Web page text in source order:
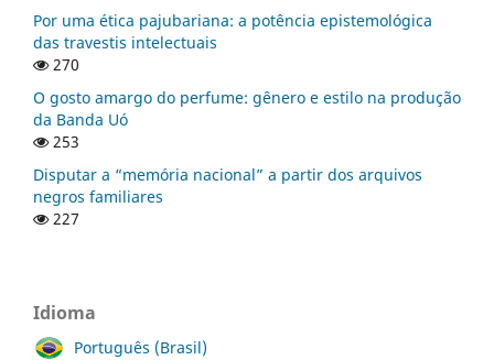
Por uma ética pajubariana: a potência epistemológica
das travestis intelectuais
270
O gosto amargo do perfume: gênero e estilo na produção
da Banda Uó
253
Disputar a “memória nacional” a partir dos arquivos
negros familiares
227
Idioma
Português (Brasil)